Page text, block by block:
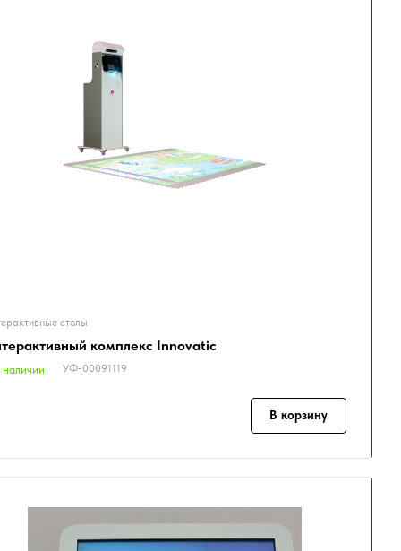
столы
комплекс Innovatic
наличии УФ-00091119
В корзину